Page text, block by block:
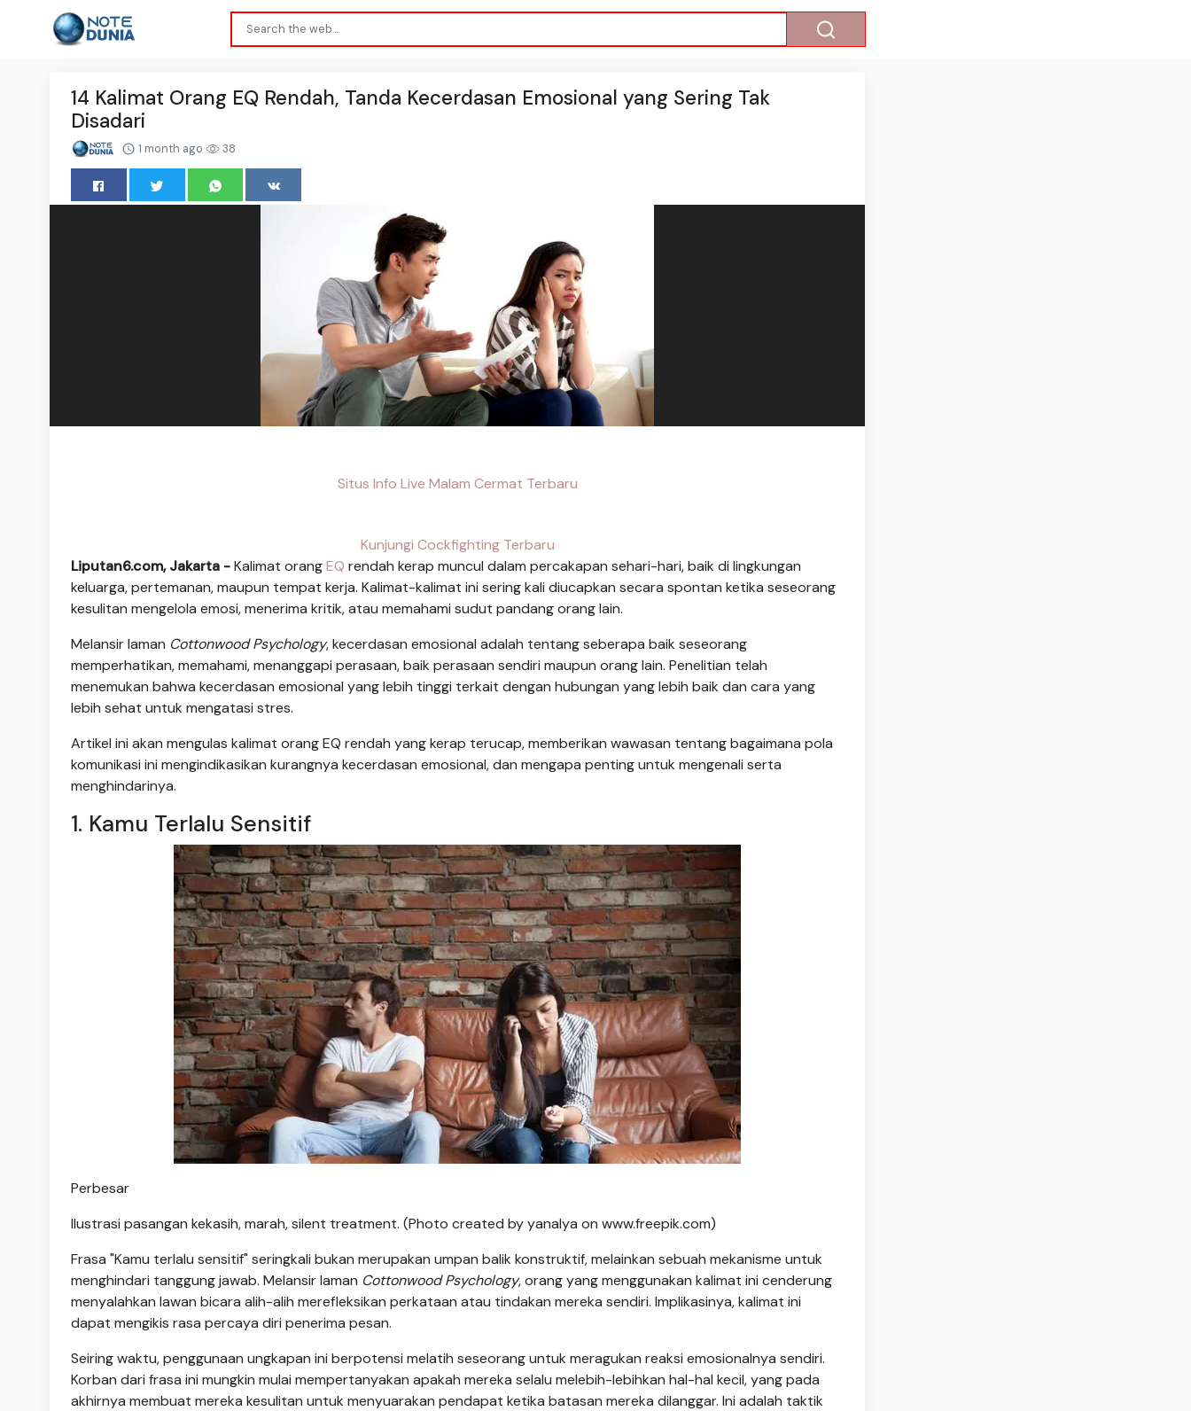
14 Kalimat Orang EQ Rendah, Tanda Kecerdasan Emosional yang Sering Tak
Disadari
1 month ago 38
Situs Info Live Malam Cermat Terbaru
Kunjungi Cockfighting Terbaru
Liputan6.com, Jakarta -Kalimat orangEQ rendah kerap muncul dalam percakapan sehari-hari, baik di lingkungan
keluarga, pertemanan, maupun tempat kerja. Kalimat-kalimat ini sering kali diucapkan secara spontan ketika seseorang
kesulitan mengelola emosi, menerima kritik, atau memahami sudut pandang orang lain.
Melansir laman Cottonwood Psychology, kecerdasan emosional adalah tentang seberapa baik seseorang
memperhatikan, memahami, menanggapi perasaan, baik perasaan sendiri maupun orang lain. Penelitian telah
menemukan bahwa kecerdasan emosional yang lebih tinggi terkait dengan hubungan yang lebih baik dan cara yang
lebih sehat untuk mengatasi stres.
Artikel ini akan mengulas kalimat orang EQ rendah yang kerap terucap, memberikan wawasan tentang bagaimana pola
komunikasi ini mengindikasikan kurangnya kecerdasan emosional, dan mengapa penting untuk mengenali serta
menghindarinya.
1. Kamu Terlalu Sensitif
Perbesar
Ilustrasi pasangan kekasih, marah, silent treatment. (Photo created by yanalya on www.freepik.com)
Frasa "Kamu terlalu sensitif" seringkali bukan merupakan umpan balik konstruktif, melainkan sebuah mekanisme untuk
menghindari tanggung jawab. Melansir laman Cottonwood Psychology, orang yang menggunakan kalimat ini cenderung
menyalahkan lawan bicara alih-alih merefleksikan perkataan atau tindakan mereka sendiri. Implikasinya, kalimat ini
dapat mengikis rasa percaya diri penerima pesan.
Seiring waktu, penggunaan ungkapan ini berpotensi melatih seseorang untuk meragukan reaksi emosionalnya sendiri.
Korban dari frasa ini mungkin mulai mempertanyakan apakah mereka selalu melebih-lebihkan hal-hal kecil, yang pada
akhirnya membuat mereka kesulitan untuk menyuarakan pendapat ketika batasan mereka dilanggar. Ini adalah taktik